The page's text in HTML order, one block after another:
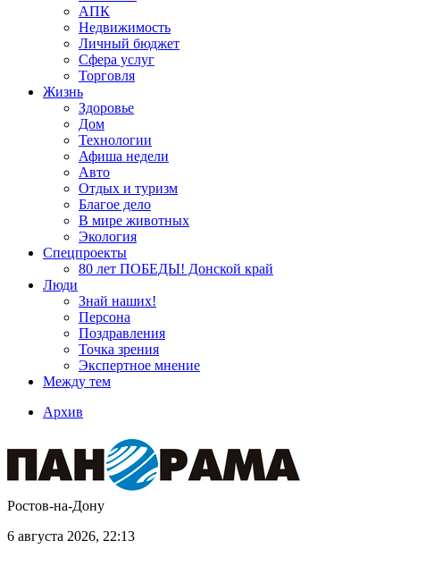
АПК
Недвижимость
Личный бюджет
Сфера услуг
Торговля
Жизнь
Здоровье
Дом
Технологии
Афиша недели
Авто
Отдых и туризм
Благое дело
В мире животных
Экология
Спецпроекты
80 лет ПОБЕДЫ! Донской край
Люди
Знай наших!
Персона
Поздравления
Точка зрения
Экспертное мнение
Между тем
Архив
Ростов-на-Дону
6 августа 2026, 22:13